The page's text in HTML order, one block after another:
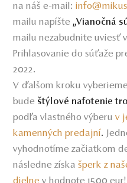
na náš e-mail:
mailu napíšte„Vianočná
mailu nezabudnite uviesť
Prihlasovanie do súťaže
2022.
V ďalšom kroku
bude štýlové nafotenie
podľa vlastného výberuv
kamenných predajní.
vyhodnotíme začiatkom
následne získa šperk z